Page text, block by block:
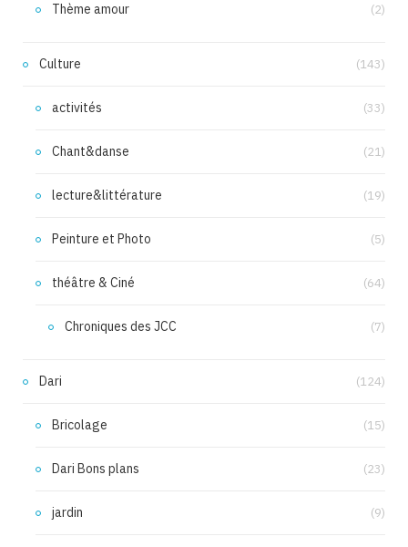
Thème amour (2)
Culture (143)
activités (33)
Chant&danse (21)
lecture&littérature (19)
Peinture et Photo (5)
théâtre & Ciné (64)
Chroniques des JCC (7)
Dari (124)
Bricolage (15)
Dari Bons plans (23)
jardin (9)